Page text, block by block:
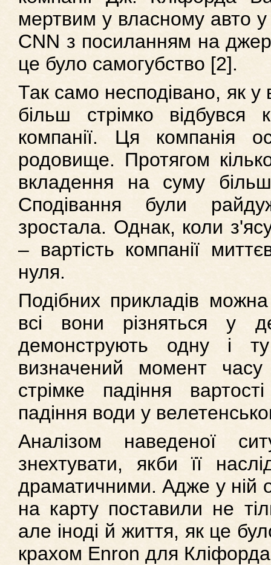
мертвим у власному авто
CNN з посиланням на
це було самогубство [2].
Так само несподівано, як у
більш стрімко відбувся
компанії. Ця компанія
родовище. Протягом
вкладення на суму
Сподівання були
зростала. Однак, коли
– вартість компанії
нуля.
Подібних прикладів
всі вони різняться у
демонструють одну і
визначений момент
стрімке падіння
падіння води у
Аналізом наведеної
знехтувати, якби її
драматичними. Адже у ній
на карту поставили не
але іноді й життя, як це
крахом Enron для